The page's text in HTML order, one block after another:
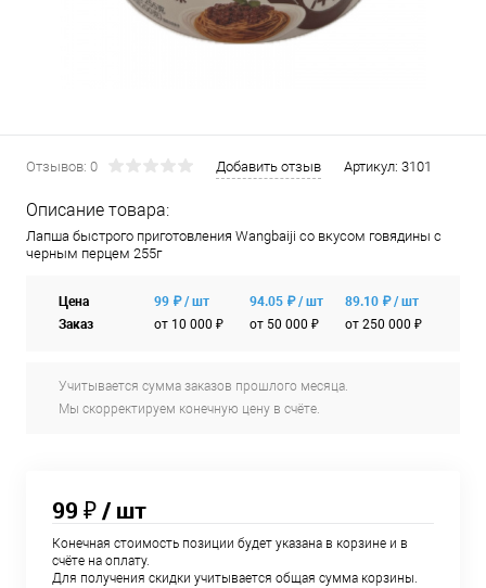
Отзывов: 0 Добавить отзыв Артикул: 3101
Описание товара:
Лапша быстрого приготовления Wangbaiji со вкусом говядины с
черным перцем 255г
Цена
Заказ
99 ₽ / шт
от 10 000 ₽
94.05 ₽ / шт
от 50 000 ₽
89.10 ₽ / шт
от 250 000 ₽
Учитывается сумма заказов прошлого месяца.
Мы скорректируем конечную цену в счёте.
99 ₽/ шт
Конечная стоимость позиции будет указана в корзине и в
счёте на оплату.
Для получения скидки учитывается общая сумма корзины.